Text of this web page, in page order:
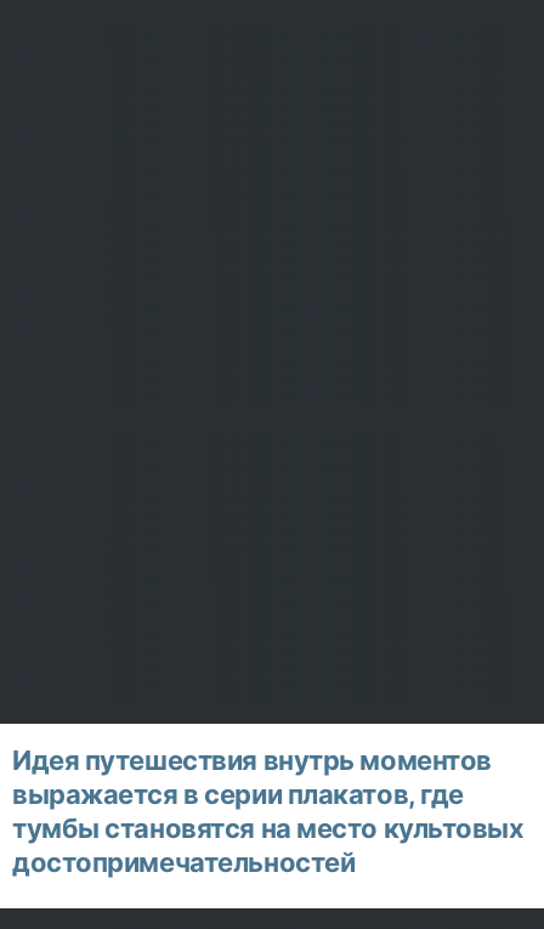
Идея путешествия внутрь моментов
выражается в серии плакатов, где
тумбы становятся на место культовых
достопримечательностей